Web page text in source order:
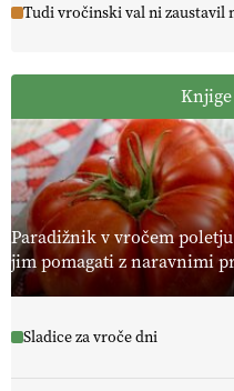
Tudi vročinski val ni zaustavil
Paradižnik v vročem
jim pomagati z naravnimi
Sladice za vroče dni